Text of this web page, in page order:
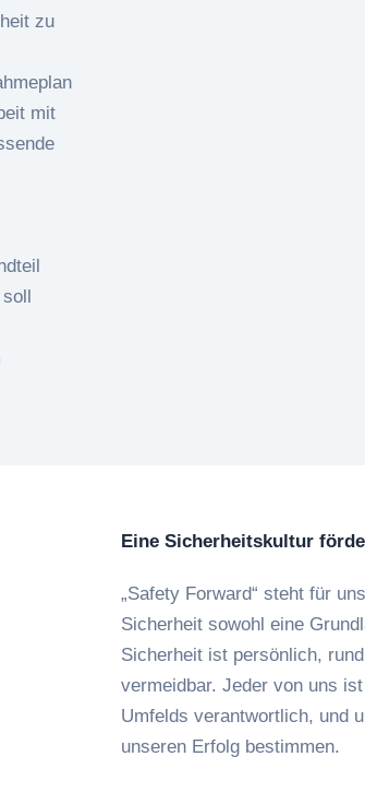
zu
mit
Eine Sicherheitskultur
„Safety Forward“ steht für
Sicherheit sowohl eine
Sicherheit ist persönlich,
vermeidbar. Jeder von uns
Umfelds verantwortlich, und
unseren Erfolg bestimmen.